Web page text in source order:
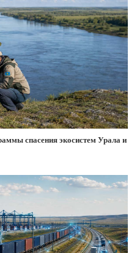
спасения экосистем Урала и